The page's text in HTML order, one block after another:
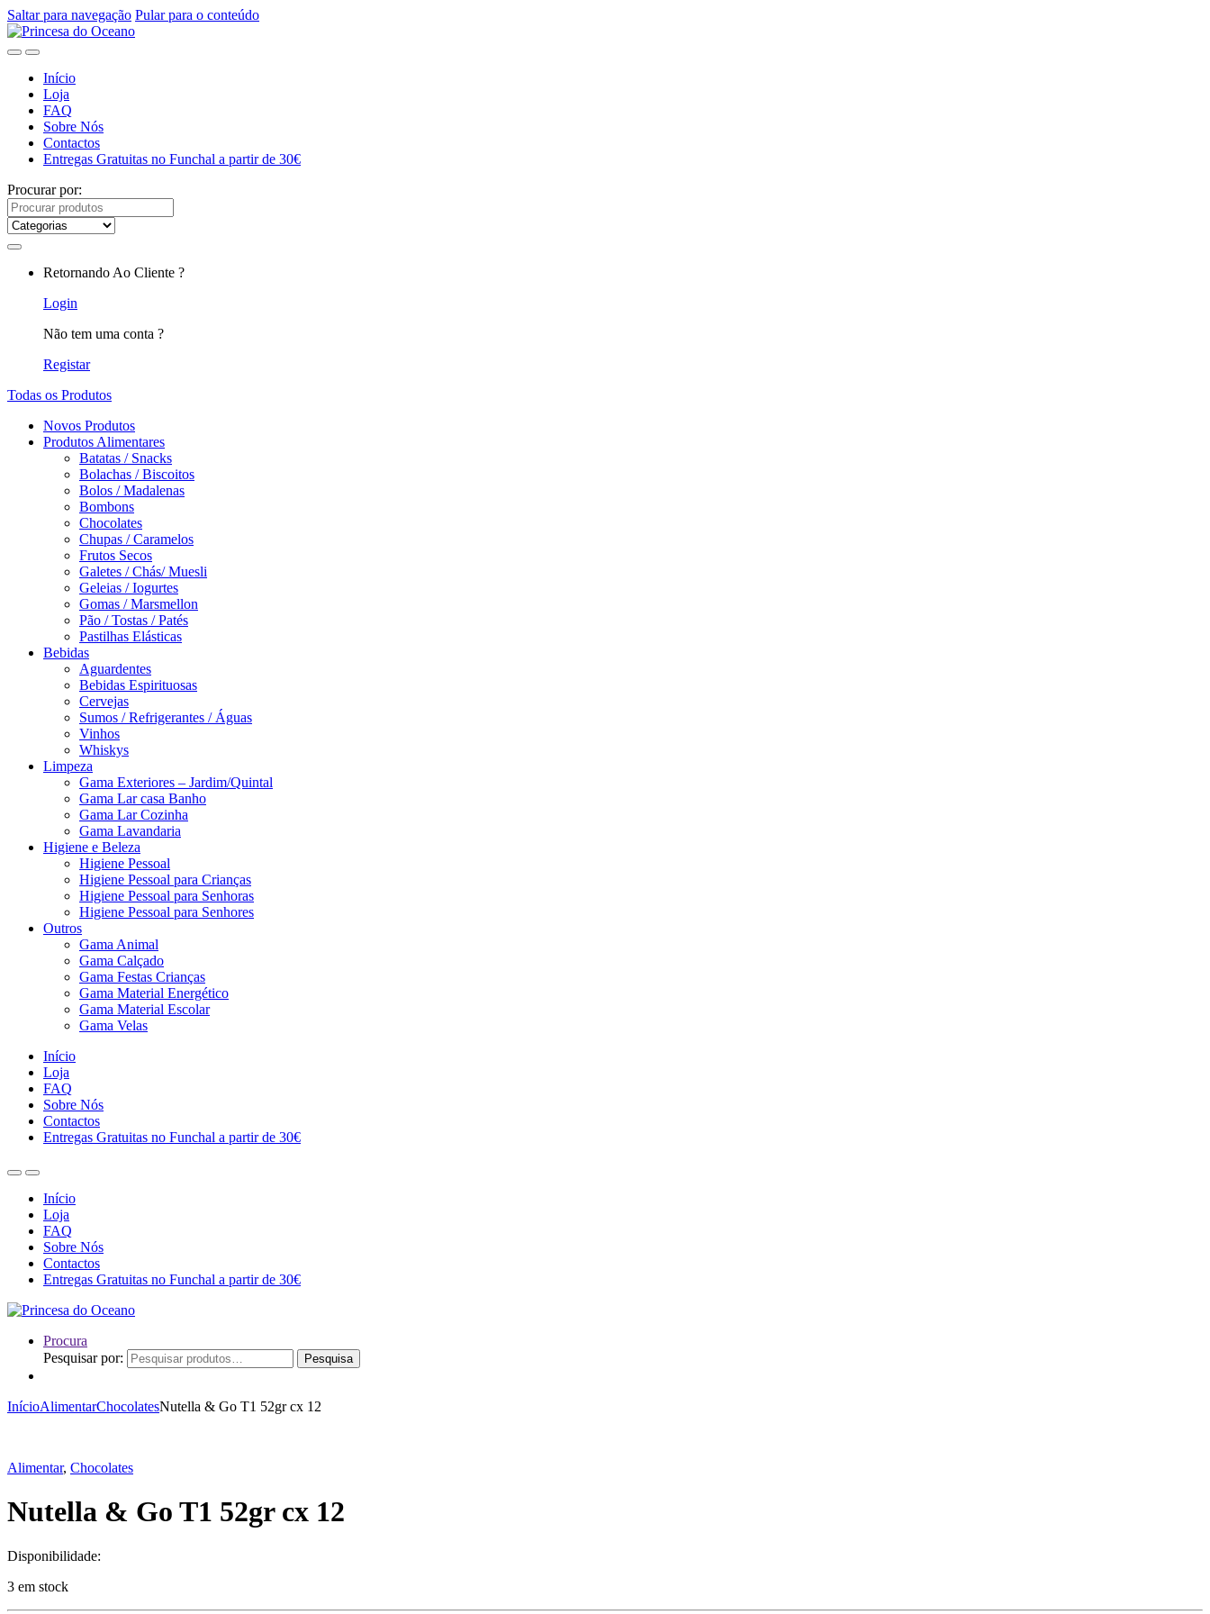
Saltar para navegação Pular para o conteúdo
Início
Loja
FAQ
Sobre Nós
Contactos
Entregas Gratuitas no Funchal a partir de 30€
Procurar por:
Retornando Ao Cliente ?
Login
Não tem uma conta ?
Registar
Todas os Produtos
Novos Produtos
Produtos Alimentares
Batatas / Snacks
Bolachas / Biscoitos
Bolos / Madalenas
Bombons
Chocolates
Chupas / Caramelos
Frutos Secos
Galetes / Chás/ Muesli
Geleias / Iogurtes
Gomas / Marsmellon
Pão / Tostas / Patés
Pastilhas Elásticas
Bebidas
Aguardentes
Bebidas Espirituosas
Cervejas
Sumos / Refrigerantes / Águas
Vinhos
Whiskys
Limpeza
Gama Exteriores – Jardim/Quintal
Gama Lar casa Banho
Gama Lar Cozinha
Gama Lavandaria
Higiene e Beleza
Higiene Pessoal
Higiene Pessoal para Crianças
Higiene Pessoal para Senhoras
Higiene Pessoal para Senhores
Outros
Gama Animal
Gama Calçado
Gama Festas Crianças
Gama Material Energético
Gama Material Escolar
Gama Velas
Início
Loja
FAQ
Sobre Nós
Contactos
Entregas Gratuitas no Funchal a partir de 30€
Início
Loja
FAQ
Sobre Nós
Contactos
Entregas Gratuitas no Funchal a partir de 30€
Procura
Pesquisar por:
Pesquisa
InícioAlimentarChocolatesNutella & Go T1 52gr cx 12
Alimentar, Chocolates
Nutella & Go T1 52gr cx 12
Disponibilidade:
3 em stock